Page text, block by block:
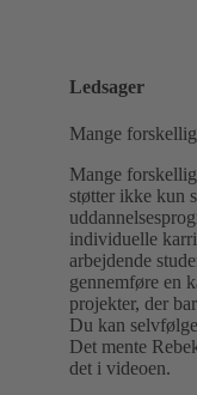
Ledsager
Mange
Mange
støtter ikke kun
individuelle
arbejdende
gennemføre en
projekter, der
Du kan
Det mente
det i videoen.